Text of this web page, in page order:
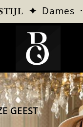
✦ Dames
GEEST